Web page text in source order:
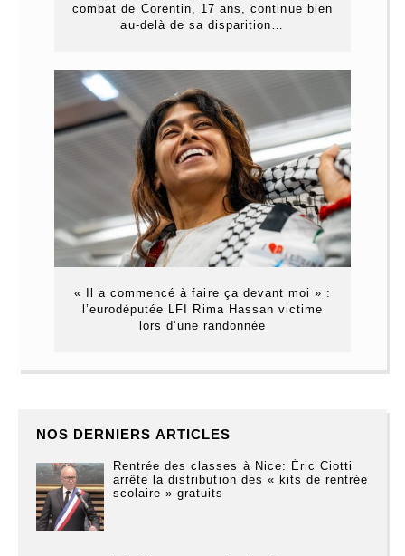
combat de Corentin, 17 ans, continue bien
au-delà de sa disparition…
« Il a commencé à faire ça devant moi » :
l’eurodéputée LFI Rima Hassan victime
lors d’une randonnée
NOS DERNIERS ARTICLES
Rentrée des classes à Nice: Éric Ciotti
arrête la distribution des « kits de rentrée
scolaire » gratuits